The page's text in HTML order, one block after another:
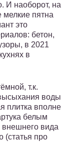
И наоборот, на
мелкие пятна
это
бетон,
в 2021
в
т.к.
воды
плитка вполне
белым
вида
(статья про